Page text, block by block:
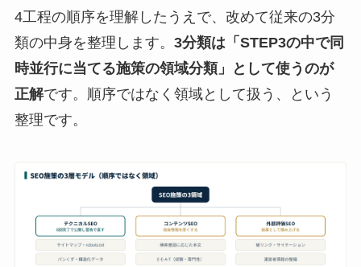
4工程の順序を理解したうえで、改めて従来の3分
類の中身を整理します。 3分類は「STEP3の中で同
時並行に当てる施策の領域分類」として使うのが
正解です。順序ではなく領域として扱う、という
整理です。